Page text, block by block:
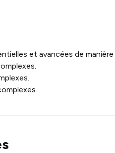
et avancées de